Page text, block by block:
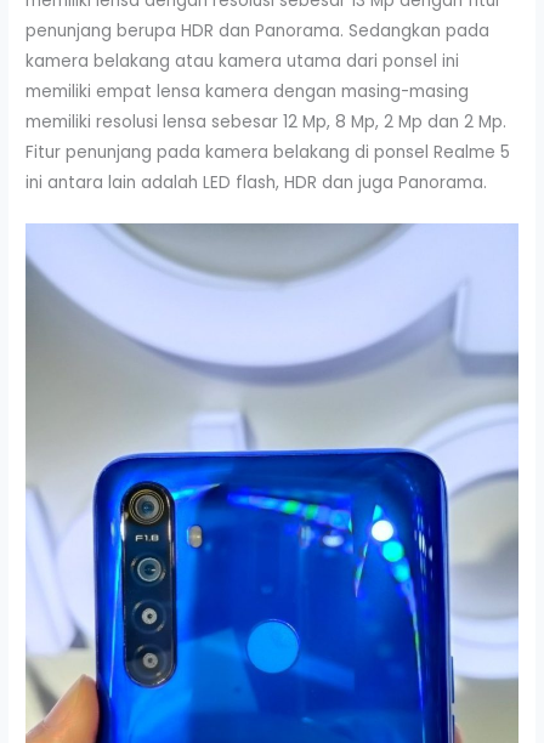
penunjang berupa HDR dan Panorama. Sedangkan pada
kamera belakang atau kamera utama dari ponsel ini
memiliki empat lensa kamera dengan masing-masing
memiliki resolusi lensa sebesar 12 Mp, 8 Mp, 2 Mp dan 2 Mp.
Fitur penunjang pada kamera belakang di ponsel Realme 5
ini antara lain adalah LED flash, HDR dan juga Panorama.